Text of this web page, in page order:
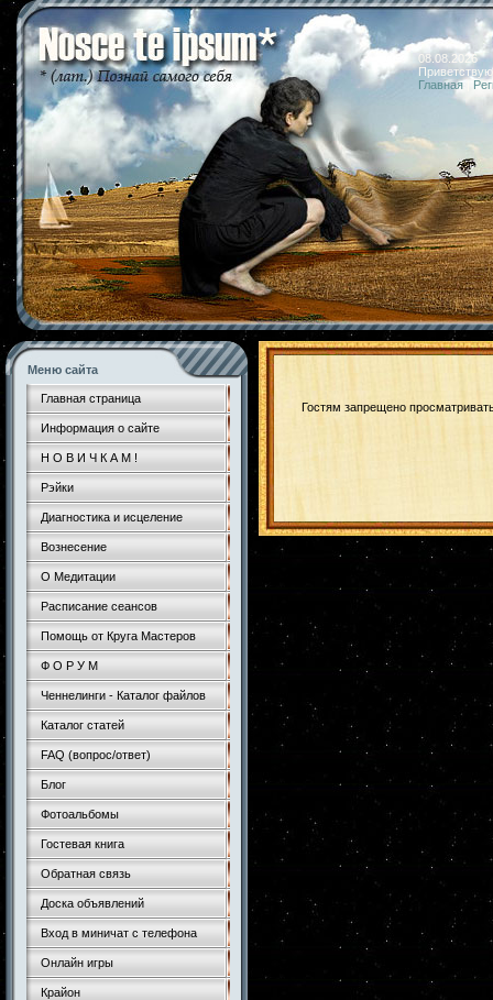
08.08.2026
Главная
Меню сайта
Главная страница
Информация о сайте
Н О В И Ч К А М !
Рэйки
Диагностика и исцеление
Вознесение
О Медитации
Расписание сеансов
Помощь от Круга Мастеров
Ф О Р У М
Ченнелинги - Каталог файлов
Каталог статей
FAQ (вопрос/ответ)
Блог
Фотоальбомы
Гостевая книга
Обратная связь
Доска объявлений
Вход в миничат с телефона
Онлайн игры
Крайон
Гостям запрещено